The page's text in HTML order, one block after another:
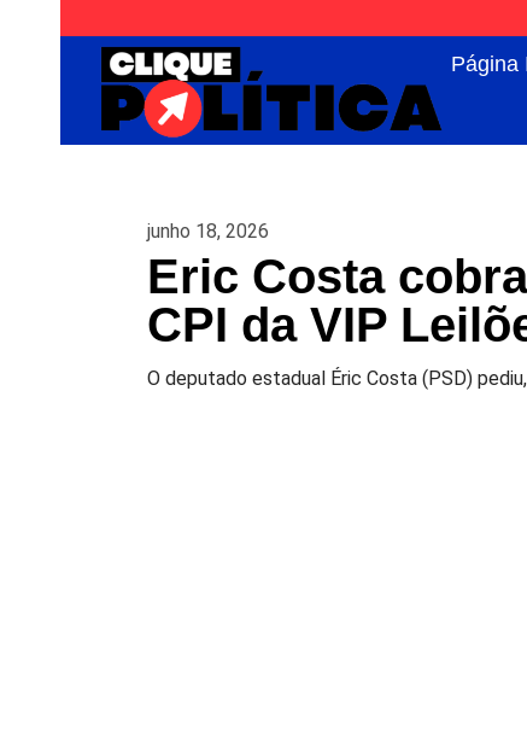
Página
junho 18, 2026
Eric Costa
CPI da VIP
O deputado estadual Éric Costa (PSD)